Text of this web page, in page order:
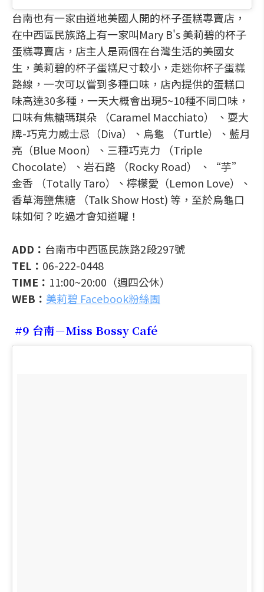
台南也有一家由道地美國人開的杯子蛋糕專賣店，
在中西區民族路上有一家叫Mary B's 美莉碧的杯子
蛋糕專賣店，店主人是兩個在台灣生活的美國女
生，美莉碧的杯子蛋糕尺寸較小，走迷你杯子蛋糕
路線，一次可以嘗到多種口味，店內提供的蛋糕口
味高達30多種，一天大概會出現5~10種不同口味，
口味有焦糖瑪琪朵 （Caramel Macchiato） 、耍大
牌-巧克力威士忌（Diva）、烏龜 （Turtle）、藍月
亮（Blue Moon）、三種巧克力 （Triple
Chocolate）、岩石路 （Rocky Road） 、“芋”
金香 （Totally Taro）、檸檬愛（Lemon Love）、
香草海鹽焦糖 （Talk Show Host) 等，至於烏龜口
味如何？吃過才會知道囉！
ADD： 台南市中西區民族路2段297號
TEL： 06-222-0448
TIME： 11:00~20:00（週四公休）
WEB： 美莉碧 Facebook粉絲團
#9 台南－Miss Bossy Café